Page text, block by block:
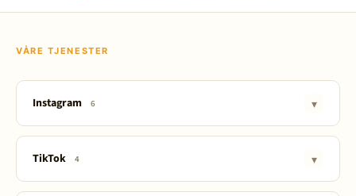
VÅRE TJENESTER
Instagram 6 ▾
IG Growth 📈
TikTok 4 ▾